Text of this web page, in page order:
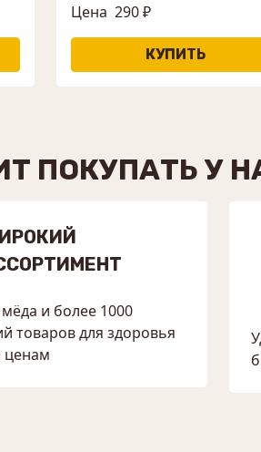
Цена 290 ₽
ПОКУПАТЬ У
и более 1000
товаров для здоровья
ценам